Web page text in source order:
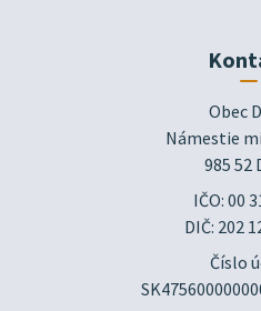
Obec
Námestie
985 52
IČO: 00
DIČ: 202
Číslo